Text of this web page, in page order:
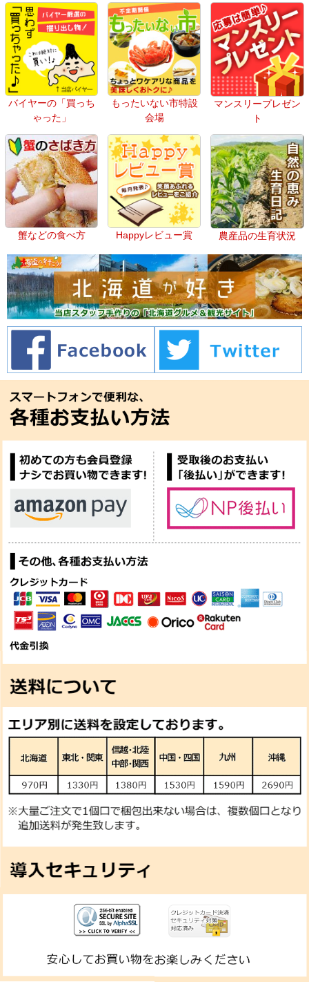
バイヤーの「買っち
ゃった」
もったいない市特設
会場
マンスリープレゼン
ト
蟹などの食べ方 Happyレビュー賞 農産品の生育状況